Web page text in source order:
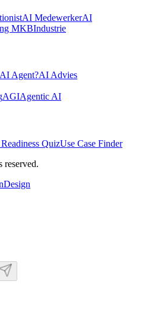
AI MedewerkerAI
MKBIndustrie
Agent?AI Advies
AGIAgentic AI
QuizUse Case Finder
reserved.
Design